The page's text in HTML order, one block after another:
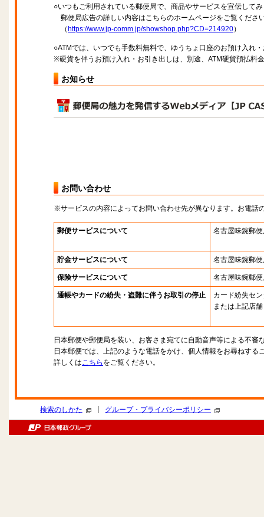
○いつもご利用されている郵便局で、商品やサービスを宣伝して
郵便局広告の詳しい内容はこちらのホームページをご覧くださ
（ https://www.jp-comm.jp/showshop.php?CD=214920）
○ATMでは、いつでも手数料無料で、ゆうちょ口座のお預け入れ
※硬貨を伴うお預け入れ・お引き出しは、別途、ATM硬貨預払料
お知らせ
お問い合わせ
※サービスの内容によってお問い合わせ先が異なります。お電話
郵便サービスについて 名古屋味鋺郵
貯金サービスについて 名古屋味鋺郵
保険サービスについて 名古屋味鋺郵
通帳やカードの紛失・盗難に伴うお取引の停止
カード紛失セ
または上記店舗
日本郵便や郵便局を装い、お客さま宛てに自動音声等による不審
日本郵便では、上記のような電話をかけ、個人情報をお尋ねする
詳しくはこちら をご覧ください。
検索のしかた グループ・プライバシーポリシー